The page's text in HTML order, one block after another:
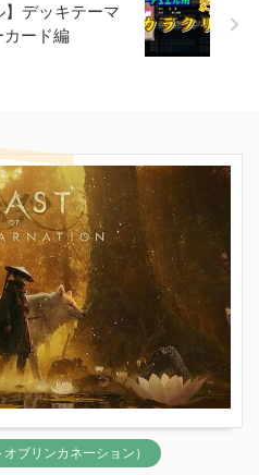
】デッキテーマ
ード編
ブリンカネーション）